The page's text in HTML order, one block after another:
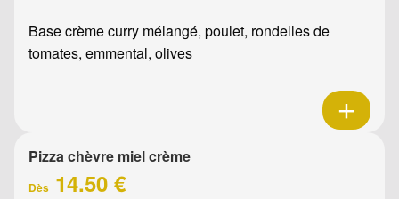
Base crème curry mélangé, poulet, rondelles de
tomates, emmental, olives
Pizza chèvre miel crème
Dès 14.50 €